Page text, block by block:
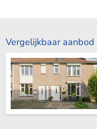
Vergelijkbaar